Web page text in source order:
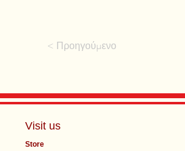
< Προηγούμενο
Visit us
Store